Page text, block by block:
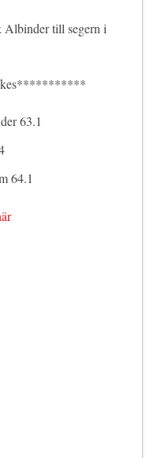
Albinder till segern i
63.1
64.1